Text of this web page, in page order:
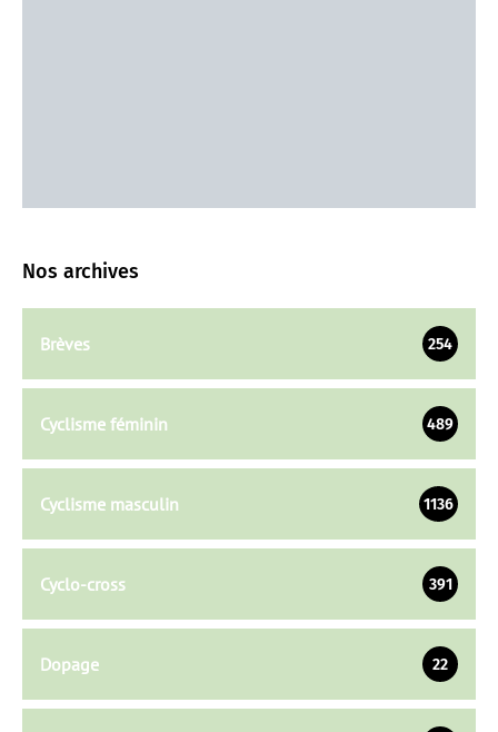
Nos archives
Brèves 254
Cyclisme féminin 489
Cyclisme masculin 1136
Cyclo-cross 391
Dopage 22